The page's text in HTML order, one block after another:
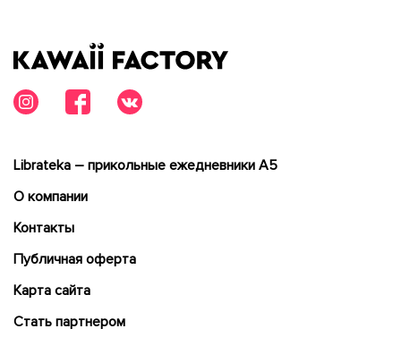
Librateka – прикольные ежедневники А5
О компании
Контакты
Публичная оферта
Карта сайта
Cтать партнером